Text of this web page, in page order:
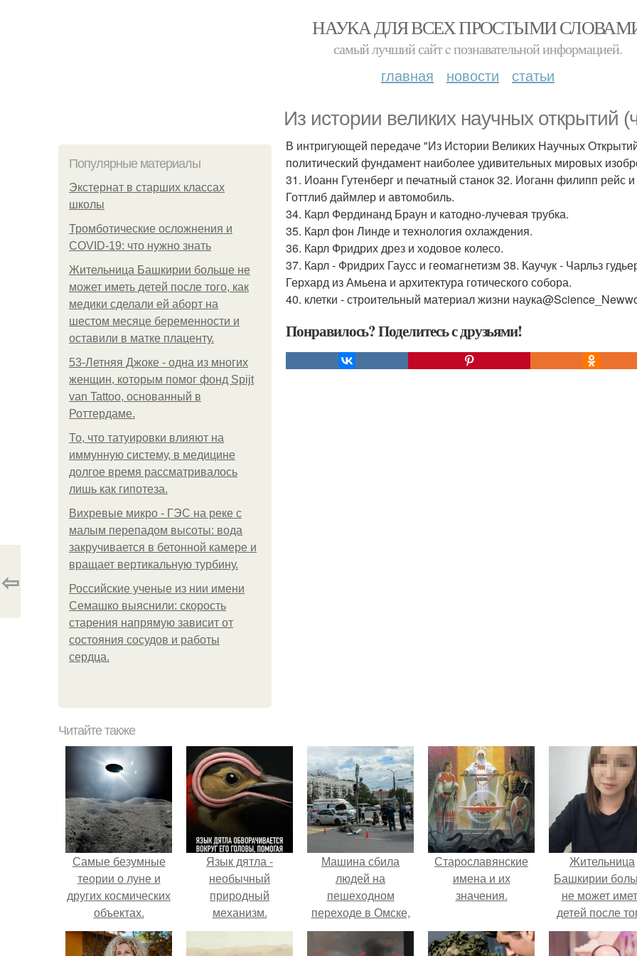
НАУКА ДЛЯ ВСЕХ ПРОСТЫМИ
самый лучший сайт c познавательной информацией.
главная новости статьи
Из истории великих научных открытий
Популярные материалы
Экстернат в старших классах
школы
Тромботические осложнения и
COVID-19: что нужно знать
Жительница Башкирии больше не
может иметь детей после того, как
медики сделали ей аборт на
шестом месяце беременности и
оставили в матке плаценту.
53-Летняя Джоке - одна из многих
женщин, которым помог фонд Spijt
van Tattoo, основанный в
Роттердаме.
То, что татуировки влияют на
иммунную систему, в медицине
долгое время рассматривалось
лишь как гипотеза.
Вихревые микро - ГЭС на реке с
малым перепадом высоты: вода
закручивается в бетонной камере и
вращает вертикальную турбину.
Российские ученые из нии имени
Семашко выяснили: скорость
старения напрямую зависит от
состояния сосудов и работы
сердца.
В интригующей передаче "Из Истории Великих Научных
политический фундамент наиболее удивительных мировых
31. Иоанн Гутенберг и печатный станок 32. Иоганн филипп рейс
Готтлиб даймлер и автомобиль.
34. Карл Фердинанд Браун и катодно-лучевая трубка.
35. Карл фон Линде и технология охлаждения.
36. Карл Фридрих дрез и ходовое колесо.
37. Карл - Фридрих Гаусс и геомагнетизм 38. Каучук - Чарльз
Герхард из Амьена и архитектура готического собора.
40. клетки - строительный материал жизни
Понравилось? Поделитесь с друзьями!
⇦
Читайте также
Самые безумные
теории о луне и
других космических
объектах.
Язык дятла -
необычный
природный
механизм.
Машина сбила
людей на
пешеходном
переходе в Омске,
пострадали 8
человек.
Старославянские
имена и их
значения.
Жительница
Башкирии
не может
детей после
как медики
ей аборт на